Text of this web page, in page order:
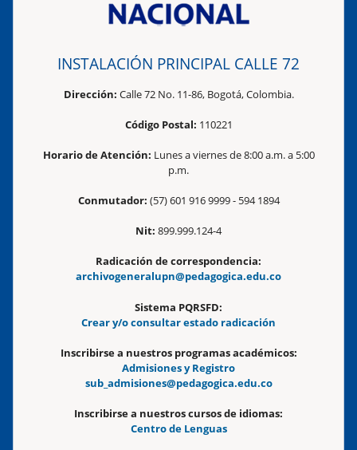
INSTALACIÓN PRINCIPAL CALLE 72
Dirección: Calle 72 No. 11-86, Bogotá, Colombia.
Código Postal: 110221
Horario de Atención: Lunes a viernes de 8:00 a.m. a 5:00
p.m.
Conmutador: (57) 601 916 9999 - 594 1894
Nit: 899.999.124-4
Radicación de correspondencia:
archivogeneralupn@pedagogica.edu.co
Sistema PQRSFD:
Crear y/o consultar estado radicación
Inscribirse a nuestros programas académicos:
Admisiones y Registro
sub_admisiones@pedagogica.edu.co
Inscribirse a nuestros cursos de idiomas:
Centro de Lenguas